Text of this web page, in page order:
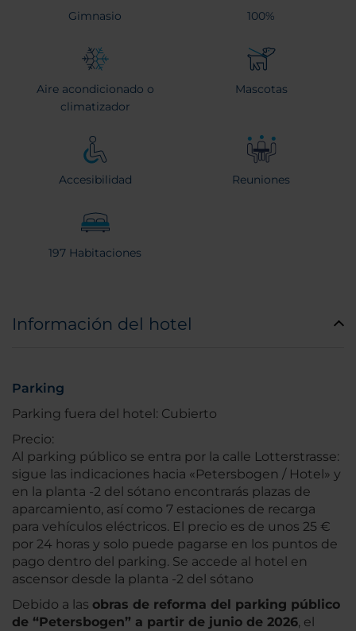
Gimnasio 100%
Aire acondicionado o
climatizador
Mascotas
Accesibilidad Reuniones
197 Habitaciones
Información del hotel
Parking
Parking fuera del hotel: Cubierto
Precio:
Al parking público se entra por la calle Lotterstrasse:
sigue las indicaciones hacia «Petersbogen / Hotel» y
en la planta -2 del sótano encontrarás plazas de
aparcamiento, así como 7 estaciones de recarga
para vehículos eléctricos. El precio es de unos 25 €
por 24 horas y solo puede pagarse en los puntos de
pago dentro del parking. Se accede al hotel en
ascensor desde la planta -2 del sótano
Debido a las obras de reforma del parking público
de “Petersbogen” a partir de junio de 2026, el